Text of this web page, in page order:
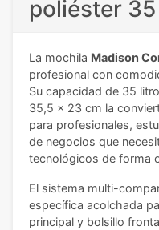
poliéster
La mochila Madison
profesional con
Su capacidad de 35
35,5 x 23 cm la
para profesionales,
de negocios que
tecnológicos de forma
El sistema multi-
específica acolchada
principal y bolsillo